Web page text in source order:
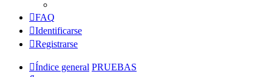
FAQ
Identificarse
Registrarse
Índice general PRUEBAS